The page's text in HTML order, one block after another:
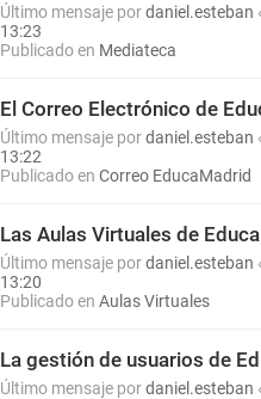
Último mensaje pordaniel.esteban
13:23
Publicado en Mediateca
El Correo Electrónico de
Último mensaje pordaniel.esteban
13:22
Publicado en Correo EducaMadrid
Las Aulas Virtuales de
Último mensaje pordaniel.esteban
13:20
Publicado en Aulas Virtuales
La gestión de usuarios de
Último mensaje pordaniel.esteban